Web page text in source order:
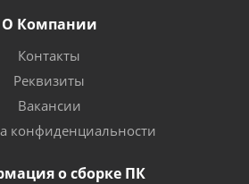
О Компании
Контакты
Реквизиты
Вакансии
конфиденциальности
о сборке ПК